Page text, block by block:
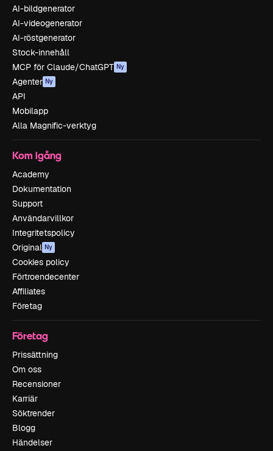
AI-bildgenerator
AI-videogenerator
AI-röstgenerator
Stock-innehåll
MCP för Claude/ChatGPT Ny
Agenter Ny
API
Mobilapp
Alla Magnific-verktyg
Kom igång
Academy
Dokumentation
Support
Användarvillkor
Integritetspolicy
Original Ny
Cookies policy
Förtroendecenter
Affiliates
Företag
Företag
Prissättning
Om oss
Recensioner
Karriär
Söktrender
Blogg
Händelser